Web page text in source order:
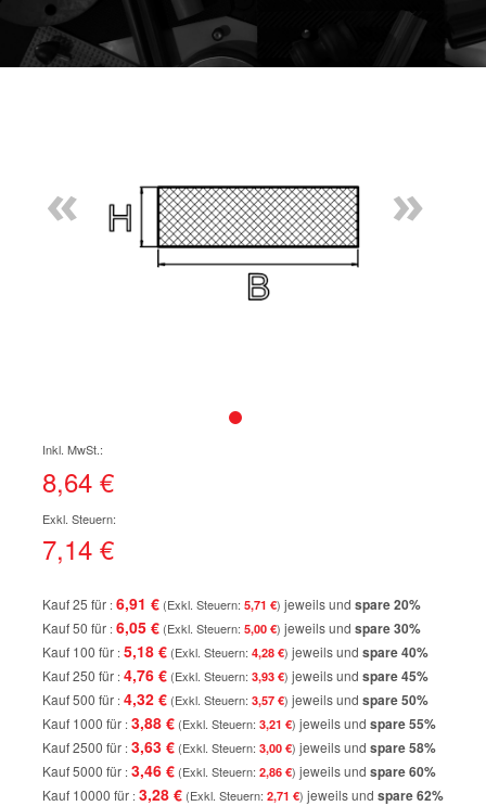
« »
der
Bildgalerie
8,64 €
7,14 €
Kauf 25 für 6,91 € 5,71 € jeweils und spare20%
Kauf 50 für 6,05 € 5,00 € jeweils und spare30%
Kauf 100 für 5,18 € 4,28 € jeweils und spare40%
Kauf 250 für 4,76 € 3,93 € jeweils und spare45%
Kauf 500 für 4,32 € 3,57 € jeweils und spare50%
Kauf 1000 für 3,88 € 3,21 € jeweils und spare55%
Kauf 2500 für 3,63 € 3,00 € jeweils und spare58%
Kauf 5000 für 3,46 € 2,86 € jeweils und spare60%
Kauf 10000 für 3,28 € 2,71 € jeweils und spare62%